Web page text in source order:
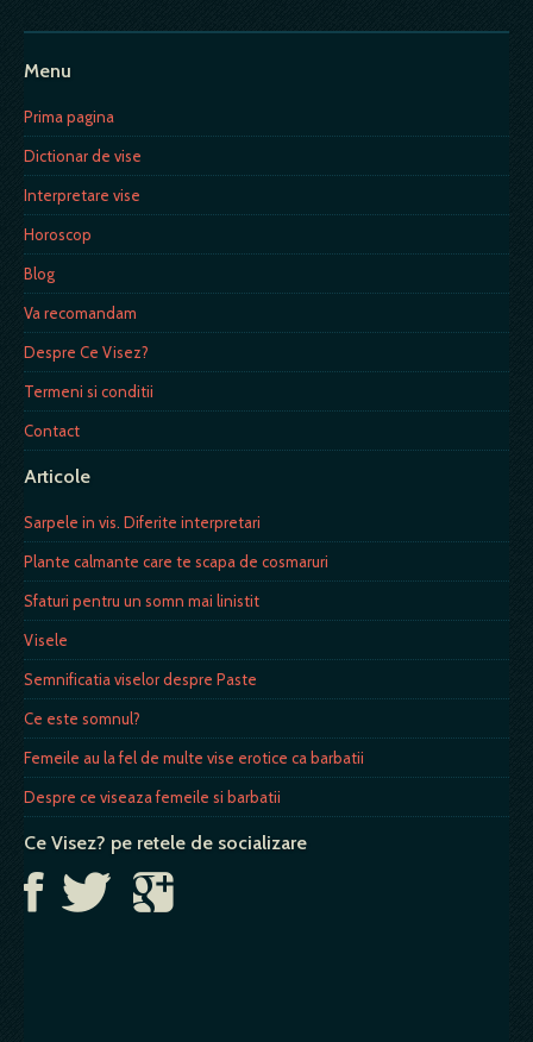
Menu
Prima pagina
Dictionar de vise
Interpretare vise
Horoscop
Blog
Va recomandam
Despre Ce Visez?
Termeni si conditii
Contact
Articole
Sarpele in vis. Diferite interpretari
Plante calmante care te scapa de cosmaruri
Sfaturi pentru un somn mai linistit
Visele
Semnificatia viselor despre Paste
Ce este somnul?
Femeile au la fel de multe vise erotice ca barbatii
Despre ce viseaza femeile si barbatii
Ce Visez? pe retele de socializare